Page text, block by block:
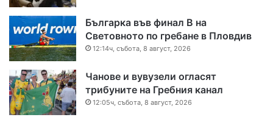
Българка във финал B на
Световното по гребане в Пловдив
12:14ч, събота, 8 август, 2026
Чанове и вувузели огласят
трибуните на Гребния канал
12:05ч, събота, 8 август, 2026